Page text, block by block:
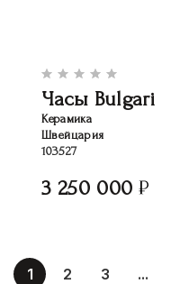
Часы Bulgari
Керамика
Швейцария
103527
3 250 000
1 2 3 ...